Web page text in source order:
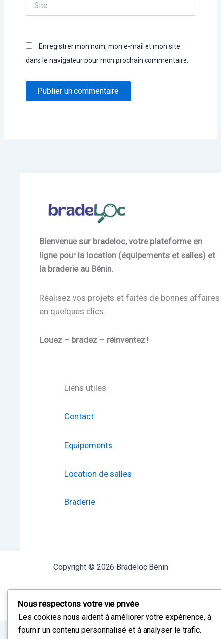
Enregistrer mon nom, mon e-mail et mon site
dans le navigateur pour mon prochain commentaire.
Bienvenue sur bradeloc, votre plateforme en
ligne pour la location (équipements et salles) et
la braderie au Bénin.
Réalisez vos projets et faites de bonnes affaires
en quelques clics.
Louez – bradez – réinventez !
Liens utiles
Contact
Equipements
Location de salles
Braderie
Copyright © 2026 Bradeloc Bénin
I Bradeloc Togo
Nous respectons votre vie privée
Les cookies nous aident à améliorer votre expérience, à
fournir un contenu personnalisé et à analyser le trafic.